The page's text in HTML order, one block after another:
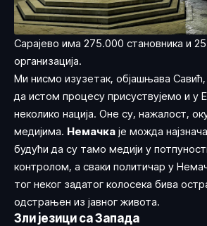
Сарајево има 275.000 становника и
организација.
Ми нисмо изузетак, објашњава
да истом процесу присуствујемо и у
неколико нација. Оне су, нажалост,
медијима. Немачка је можда
будући да су тамо медији у
контролом, а сваки политичар у
тог неког задатог колосека бива
одстрањен из јавног живота.
Зли језици са Запада